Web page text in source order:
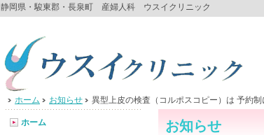
静岡県・駿東郡・長泉町 産婦人科 ウスイクリニック
ホーム お知らせ 異型上皮の検査（コルポスコピー）は 予約
お知らせ
ホーム